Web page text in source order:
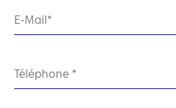
E-Mail
Téléphone